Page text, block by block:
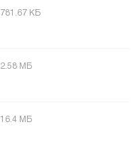
781.67 КБ
2.58 МБ
16.4 МБ